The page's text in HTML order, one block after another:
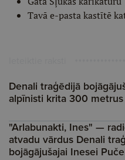
Tavā e-pasta kastītē
Denali traģēdijā
alpīnisti krita 300
"Arlabunakti, Ines" —
atvadu vārdus Denali
bojāgājušajai Inesei